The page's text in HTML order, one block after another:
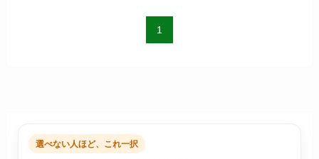
1
選べない人ほど、これ一択